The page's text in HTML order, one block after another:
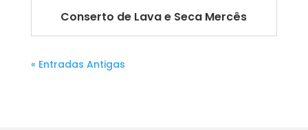
Conserto de Lava e Seca Mercês
« Entradas Antigas